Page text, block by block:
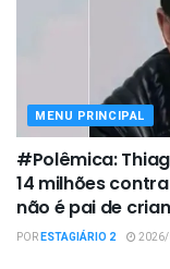
MENU PRINCIPAL
#Polêmica:
14 milhões
não é pai de
PORESTAGIÁRIO 2